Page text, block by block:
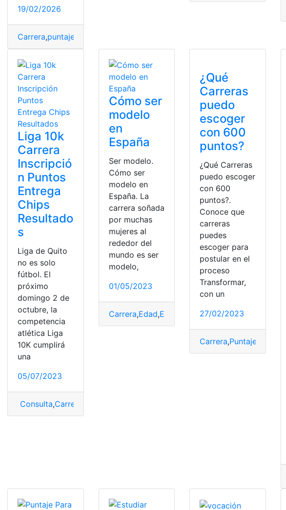
19/02/2026
Carrera,puntajes
Liga 10k
Carrera
Inscripció
n Puntos
Entrega
Chips
Resultado
s
Liga de Quito
no es solo
fútbol. El
próximo
domingo 2 de
octubre, la
competencia
atlética Liga
10K cumplirá
una
05/07/2023
Consulta,Carrera
Cómo ser
modelo
en
España
Ser modelo.
Cómo ser
modelo en
España. La
carrera soñada
por muchas
mujeres al
rededor del
mundo es ser
modelo,
01/05/2023
Carrera,Edad,España Modelo,Profesional
¿Qué
Carreras
puedo
escoger
con 600
puntos?
¿Qué Carreras
puedo escoger
con 600
puntos?.
Conoce que
carreras
puedes
escoger para
postular en el
proceso
Transformar,
con un
27/02/2023
Carrera,Puntaje